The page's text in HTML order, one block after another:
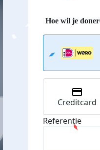
Creditcard
Referentie